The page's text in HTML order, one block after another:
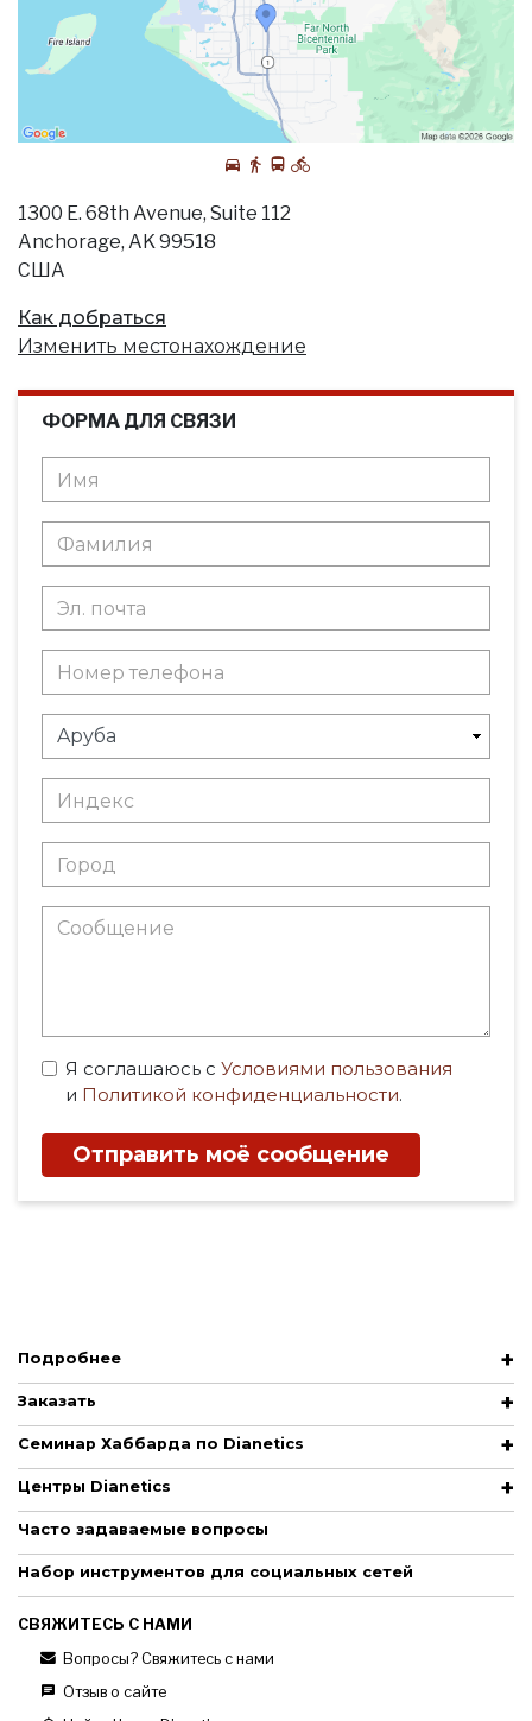
1300 E. 68th Avenue, Suite 112
Anchorage, AK 99518
США
Как добраться
Изменить местонахождение
ФОРМА ДЛЯ СВЯЗИ
Я соглашаюсь с Условиями пользования
и Политикой конфиденциальности.
Отправить моё сообщение
Подробнее
Заказать
Семинар Хаббарда по Dianetics
Центры Dianetics
Часто задаваемые вопросы
Набор инструментов для социальных сетей
СВЯЖИТЕСЬ С НАМИ
Вопросы? Свяжитесь с нами
Отзыв о сайте